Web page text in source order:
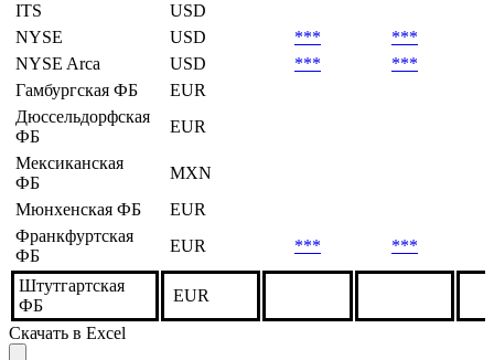
ITS USD
NYSE
USD *** ***
NYSE Arca
USD *** ***
Гамбургская ФБ
EUR
Дюссельдорфская
ФБ
EUR
Мексиканская
ФБ
MXN
Мюнхенская ФБ
EUR
Франкфуртская
ФБ
EUR *** ***
Штутгартская
ФБ
EUR
Скачать в Excel